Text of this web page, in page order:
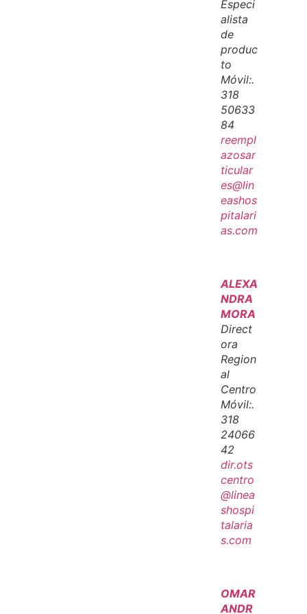
Especi
alista
de
produc
to
Móvil:.
318
50633
84
reempl
azosar
ticular
es@lin
eashos
pitalari
as.com
ALEXA
NDRA
MORA
Direct
ora
Region
al
Centro
Móvil:.
318
24066
42
dir.ots
centro
@linea
shospi
talaria
s.com
OMAR
ANDR